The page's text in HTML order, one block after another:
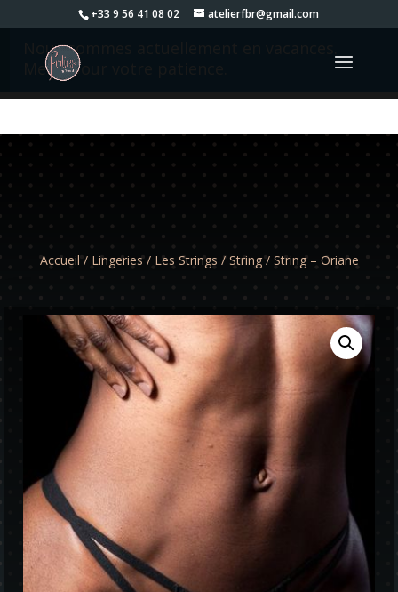
+33 9 56 41 08 02 atelierfbr@gmail.com
Nous sommes actuellement en vacances.
Merci pour votre patience.
Accueil / Lingeries / Les Strings / String/ String – Oriane